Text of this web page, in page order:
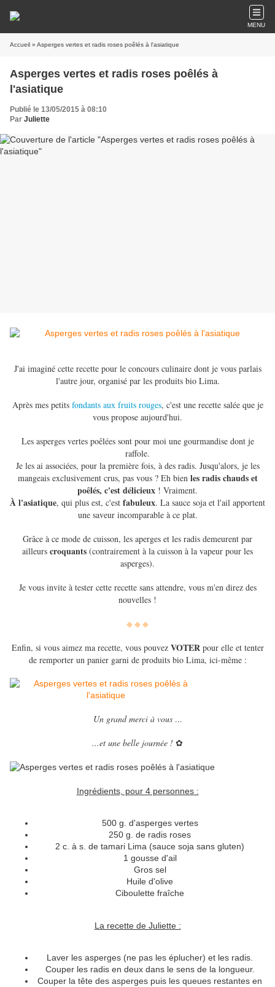
MENU
Accueil » Asperges vertes et radis roses poêlés à l'asiatique
Asperges vertes et radis roses poêlés à
l'asiatique
Publié le 13/05/2015 à 08:10
Par Juliette
J'ai imaginé cette recette pour le concours culinaire dont je vous parlais
l'autre jour, organisé par les produits bio Lima.
Après mes petits fondants aux fruits rouges, c'est une recette salée que je
vous propose aujourd'hui.
Les asperges vertes poêlées sont pour moi une gourmandise dont je
raffole.
Je les ai associées, pour la première fois, à des radis. Jusqu'alors, je les
mangeais exclusivement crus, pas vous ? Eh bien les radis chauds et
poêlés, c'est délicieux ! Vraiment.
À l'asiatique, qui plus est, c'est fabuleux. La sauce soja et l'ail apportent
une saveur incomparable à ce plat.
Grâce à ce mode de cuisson, les aperges et les radis demeurent par
ailleurs croquants (contrairement à la cuisson à la vapeur pour les
asperges).
Je vous invite à tester cette recette sans attendre, vous m'en direz des
nouvelles !
◆◆ ◆
Enfin, si vous aimez ma recette, vous pouvez VOTERpour elle et tenter
de remporter un panier garni de produits bio Lima, ici-même :
Un grand merci à vous ...
...et une belle journée ! ✿
Ingrédients, pour 4 personnes :
500 g. d'asperges vertes
250 g. de radis roses
2 c. à s. de tamari Lima (sauce soja sans gluten)
1 gousse d'ail
Gros sel
Huile d'olive
Ciboulette fraîche
La recette de Juliette :
Laver les asperges (ne pas les éplucher) et les radis.
Couper les radis en deux dans le sens de la longueur.
Couper la tête des asperges puis les queues restantes en